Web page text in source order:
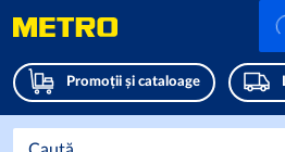
Promoții și cataloage